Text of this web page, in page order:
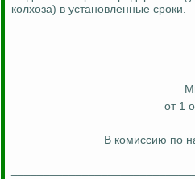
колхоза) в установленные сроки.
от 1
В комиссию по